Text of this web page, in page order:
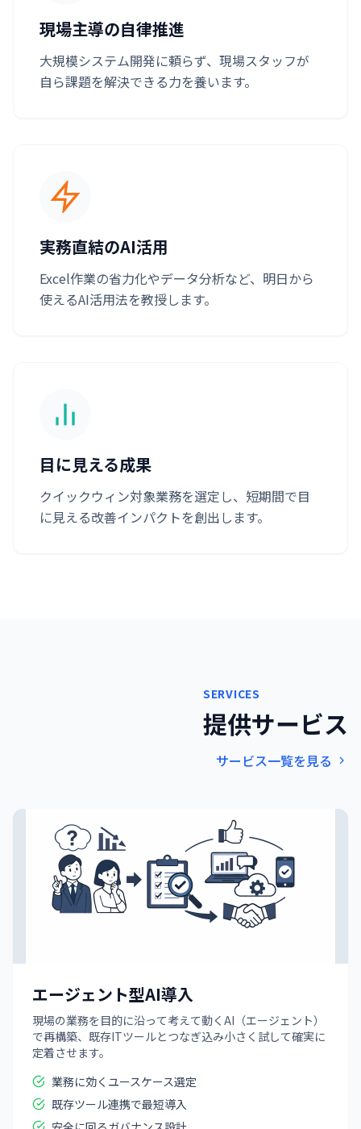
現場主導の自律推進
大規模システム開発に頼らず、現場スタッフが
自ら課題を解決できる力を養います。
実務直結のAI活用
Excel作業の省力化やデータ分析など、明日から
使えるAI活用法を教授します。
目に見える成果
クイックウィン対象業務を選定し、短期間で目
に見える改善インパクトを創出します。
SERVICES
提供サービス
サービス一覧を見る
エージェント型AI導入
現場の業務を目的に沿って考えて動くAI（エージェント）
で再構築、既存ITツールとつなぎ込み小さく試して確実に
定着させます。
業務に効くユースケース選定
既存ツール連携で最短導入